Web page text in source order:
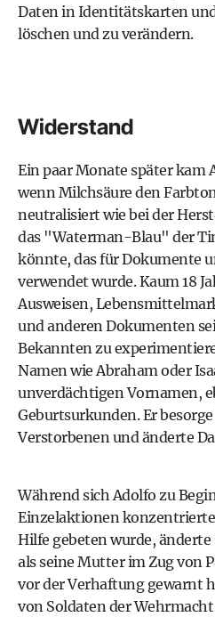
Daten in Identitätskarten
löschen und zu verändern.
Widerstand
Ein paar Monate später kam
wenn Milchsäure den
neutralisiert wie bei der
das "Waterman-Blau" der
könnte, das für Dokumente
verwendet wurde. Kaum 18
Ausweisen,
und anderen Dokumenten
Bekannten zu
Namen wie Abraham oder
unverdächtigen Vornamen,
Geburtsurkunden. Er
Verstorbenen und änderte
Während sich Adolfo zu
Einzelaktionen
Hilfe gebeten wurde,
als seine Mutter im Zug von
vor der Verhaftung gewarnt
von Soldaten der